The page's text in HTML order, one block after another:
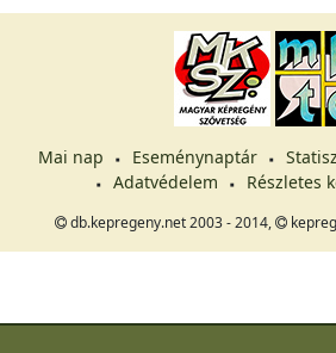
Mai nap Eseménynaptár
Adatvédelem
Részletes
db.kepregeny.net 2003 - 2014,